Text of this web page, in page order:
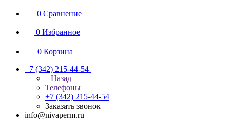
0 Сравнение
0 Избранное
0 Корзина
+7 (342) 215-44-54
Назад
Телефоны
+7 (342) 215-44-54
Заказать звонок
info@nivaperm.ru